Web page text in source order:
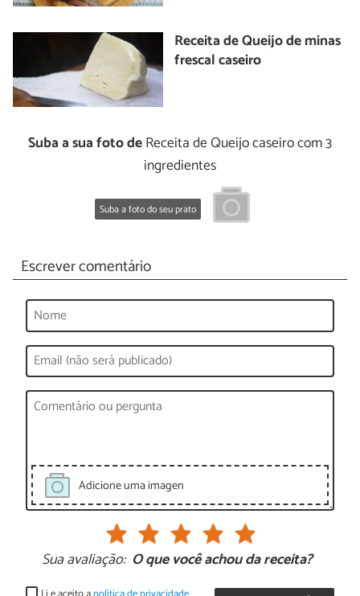
Receita de Queijo de minas
frescal caseiro
Suba a sua foto deReceita de Queijo caseiro com 3
ingredientes
Suba a foto do seu prato
Escrever comentário
Adicione uma imagen
Sua avaliação: O que você achou da receita?